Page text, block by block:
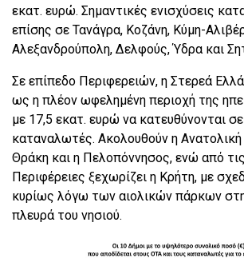
εκατ. ευρώ. Σημαντικές ενισχύσεις
επίσης σε Τανάγρα, Κοζάνη, Κύμη-
Αλεξανδρούπολη, Δελφούς, Ύδρα και
Σε επίπεδο Περιφερειών, η Στερεά
ως η πλέον ωφελημένη περιοχή της
με 17,5 εκατ. ευρώ να κατευθύνονται
καταναλωτές. Ακολουθούν η
Θράκη και η Πελοπόννησος, ενώ από
Περιφέρειες ξεχωρίζει η Κρήτη, με
κυρίως λόγω των αιολικών πάρκων
πλευρά του νησιού.